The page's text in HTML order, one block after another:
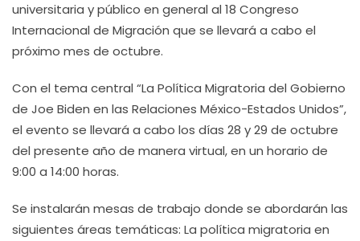
universitaria y público en general al 18 Congreso
Internacional de Migración que se llevará a cabo el
próximo mes de octubre.
Con el tema central “La Política Migratoria del Gobierno
de Joe Biden en las Relaciones México-Estados Unidos”,
el evento se llevará a cabo los días 28 y 29 de octubre
del presente año de manera virtual, en un horario de
9:00 a 14:00 horas.
Se instalarán mesas de trabajo donde se abordarán las
siguientes áreas temáticas: La política migratoria en